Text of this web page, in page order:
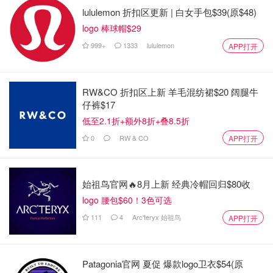
lululemon 折扣区更新 | 白女手包$39(原$48)
logo 棒球帽$29
999+ 1333 lululemon APP打开
RW&CO 折扣区上新 羊毛混纺裙$20 阔腿牛
仔裤$17
低至2.1折+额外8折+叠8.5折
0 RW & CO APP打开
始祖鸟官网🔥8月上新 经典冷帽回归$80收
logo 腰包$60！3色可选
111 4 Arc'teryx 始祖鸟 APP打开
Patagonia官网 夏促 爆款logo卫衣$54(原